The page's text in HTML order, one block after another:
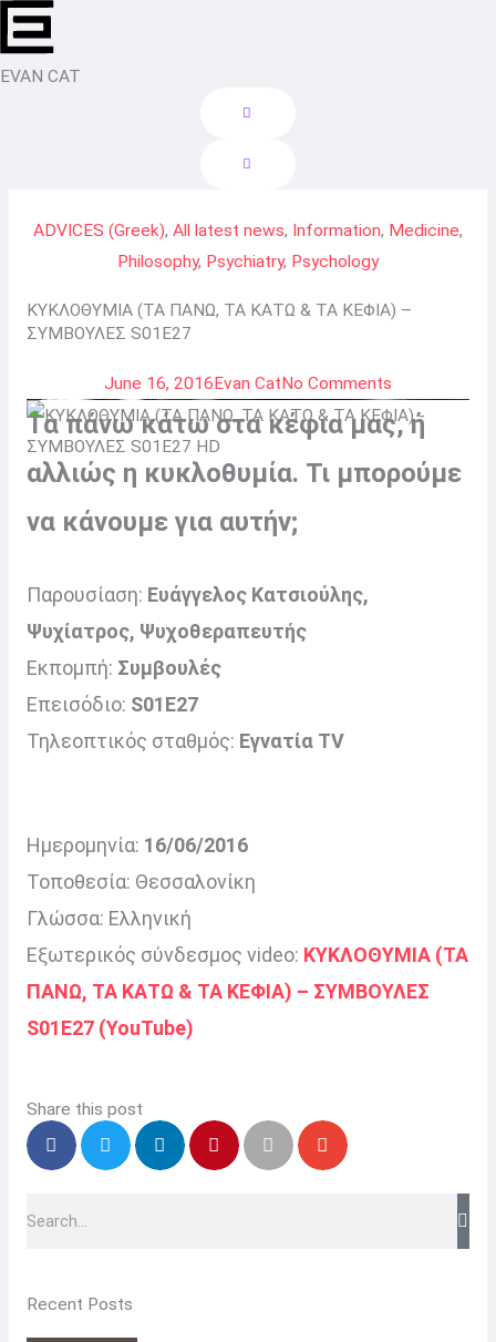
Skip
to
content
EVAN CAT
ADVICES (Greek), All latest news, Information, Medicine,
Philosophy, Psychiatry, Psychology
ΚΥΚΛΟΘΥΜΙΑ (ΤΑ ΠΑΝΩ, ΤΑ ΚΑΤΩ & ΤΑ ΚΕΦΙΑ) –
ΣΥΜΒΟΥΛΕΣ S01E27
June 16, 2016Evan CatNo Comments
Τα πάνω κάτω στα κέφια μας, ή
αλλιώς η κυκλοθυμία. Τι μπορούμε
να κάνουμε για αυτήν;
Παρουσίαση: Ευάγγελος Κατσιούλης,
Ψυχίατρος, Ψυχοθεραπευτής
Εκπομπή: Συμβουλές
Επεισόδιο: S01E27
Τηλεοπτικός σταθμός: Εγνατία TV
Ημερομηνία: 16/06/2016
Τοποθεσία: Θεσσαλονίκη
Γλώσσα: Ελληνική
Εξωτερικός σύνδεσμος video: ΚΥΚΛΟΘΥΜΙΑ (ΤΑ
ΠΑΝΩ, ΤΑ ΚΑΤΩ & ΤΑ ΚΕΦΙΑ) – ΣΥΜΒΟΥΛΕΣ
S01E27 (YouTube)
Share this post
Recent Posts